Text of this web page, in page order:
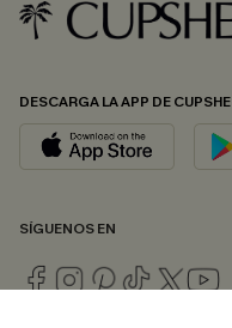
DESCARGA LA APP DE CUPSHE
SÍGUENOS EN